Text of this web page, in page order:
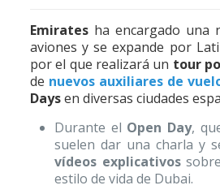
Emirates ha encargado una
aviones y se expande por
por el que realizará un tour
de nuevos auxiliares de
Daysen diversas ciudades
Durante el Open Day,
suelen dar una charla y
vídeos explicativos
estilo de vida de Dubai.